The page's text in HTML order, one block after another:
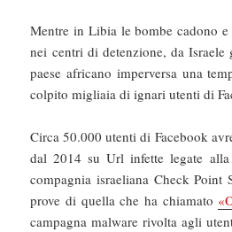
Mentre in Libia le bombe cadono
nei centri di detenzione, da Israele
paese africano imperversa una
colpito migliaia di ignari utenti di
Circa 50.000 utenti di Facebook
dal 2014 su Url infette legate
compagnia israeliana Check Point
prove di quella che ha chiamato
campagna malware rivolta agli